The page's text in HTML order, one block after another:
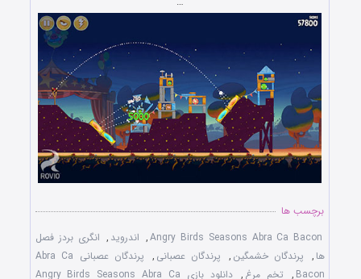
برچسب ها
Angry Birds Seasons Abra Ca Bacon
, اندروید , انگری بردز فصل
ها , پرندگان خشمگین , پرندگان عصبانی ,
پرندگان عصبانی Abra Ca
Bacon
, تخم مرغ ,
دانلود بازی Angry Birds Seasons Abra Ca